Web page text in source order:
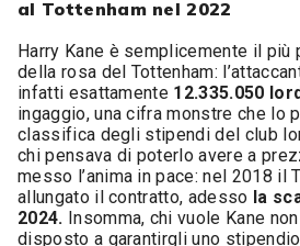
al Tottenham nel 2022
Harry Kane è semplicemente il più
della rosa del Tottenham:
infatti esattamente 12.335.050
ingaggio, una cifra monstre che lo
classifica degli stipendi del club
chi pensava di poterlo avere a
messo l’anima in pace: nel 2018 il
allungato il contratto, adesso la
2024. Insomma, chi vuole Kane
disposto a garantirgli uno